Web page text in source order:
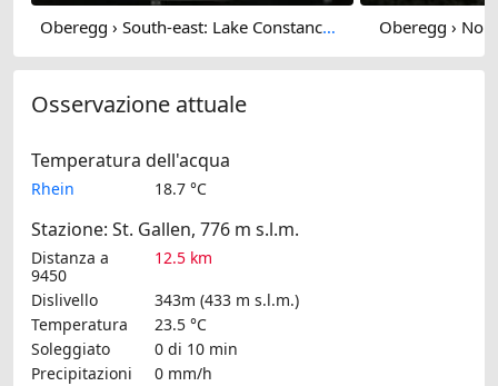
Oberegg › South-east: Lake Constance - Zimba Oberegg ›
Osservazione attuale
Temperatura dell'acqua
Rhein 18.7 °C
Stazione: St. Gallen, 776 m s.l.m.
Distanza a
9450
12.5 km
Dislivello
343m (433 m s.l.m.)
Temperatura
23.5 °C
Soleggiato
0 di 10 min
Precipitazioni
0 mm/h